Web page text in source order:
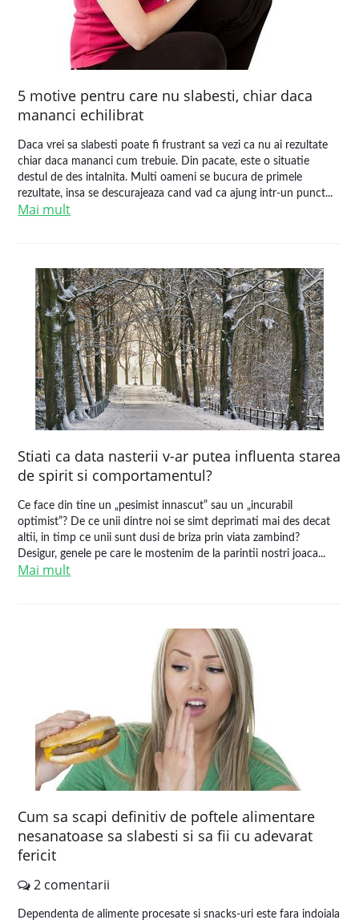
5 motive pentru care nu slabesti, chiar daca
mananci echilibrat
Daca vrei sa slabesti poate fi frustrant sa vezi ca nu ai rezultate
chiar daca mananci cum trebuie. Din pacate, este o situatie
destul de des intalnita. Multi oameni se bucura de primele
rezultate, insa se descurajeaza cand vad ca ajung intr-un punct...
Mai mult
Stiati ca data nasterii v-ar putea influenta starea
de spirit si comportamentul?
Ce face din tine un „pesimist innascut” sau un „incurabil
optimist”? De ce unii dintre noi se simt deprimati mai des decat
altii, in timp ce unii sunt dusi de briza prin viata zambind?
Desigur, genele pe care le mostenim de la parintii nostri joaca...
Mai mult
Cum sa scapi definitiv de poftele alimentare
nesanatoase sa slabesti si sa fii cu adevarat
fericit
2 comentarii
Dependenta de alimente procesate si snacks-uri este fara indoiala